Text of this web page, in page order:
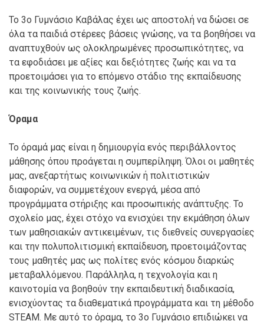
Το 3ο Γυμνάσιο Καβάλας έχει ως αποστολή να δώσει σε
όλα τα παιδιά στέρεες βάσεις γνώσης, να τα βοηθήσει να
αναπτυχθούν ως ολοκληρωμένες προσωπικότητες, να
τα εφοδιάσει με αξίες και δεξιότητες ζωής και να τα
προετοιμάσει για το επόμενο στάδιο της εκπαίδευσης
και της κοινωνικής τους ζωής.
Όραμα
Το όραμά μας είναι η δημιουργία ενός περιβάλλοντος
μάθησης όπου προάγεται η συμπερίληψη. Όλοι οι μαθητές
μας, ανεξαρτήτως κοινωνικών ή πολιτιστικών
διαφορών, να συμμετέχουν ενεργά, μέσα από
προγράμματα στήριξης και προσωπικής ανάπτυξης. Το
σχολείο μας, έχει στόχο να ενισχύει την εκμάθηση όλων
των μαθησιακών αντικειμένων, τις διεθνείς συνεργασίες
και την πολυπολιτισμική εκπαίδευση, προετοιμάζοντας
τους μαθητές μας ως πολίτες ενός κόσμου διαρκώς
μεταβαλλόμενου. Παράλληλα, η τεχνολογία και η
καινοτομία να βοηθούν την εκπαιδευτική διαδικασία,
ενισχύοντας τα διαθεματικά προγράμματα και τη μέθοδο
STEAM. Με αυτό το όραμα, το 3ο Γυμνάσιο επιδιώκει να